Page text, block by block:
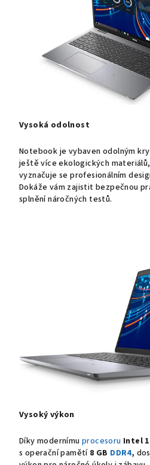
Vysoká odolnost
Notebook je vybaven odolným
ještě více ekologických
vyznačuje se profesionálním
Dokáže vám zajistit bezpečnou
splnění náročných testů.
Vysoký výkon
Díky modernímuprocesoru Intel
s operační pamětí 8 GB DDR4,